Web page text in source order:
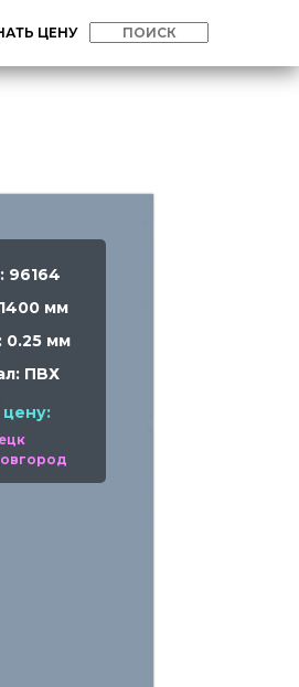
ЦЕНУ
96164
мм
0.25 мм
ПВХ
цену: